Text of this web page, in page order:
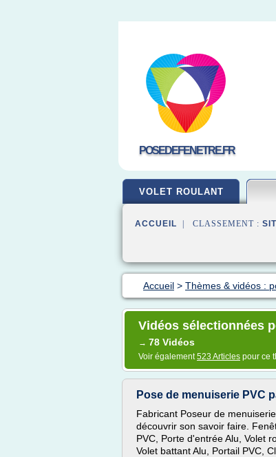
POSEDEFENETRE.FR
VOLET ROULANT
ACCUEIL | CLASSEMENT :
Accueil > Thèmes & vidéos :
Vidéos sélectionnées
→ 78 Vidéos
Voir également523 Articles pour ce
Pose de menuiserie PVC
Fabricant Poseur de
découvrir son savoir faire.
PVC, Porte d'entrée Alu, Volet
Volet battant Alu, Portail PVC,